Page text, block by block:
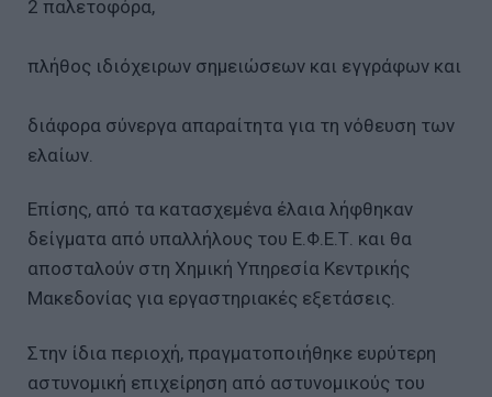
2 παλετοφόρα,
πλήθος ιδιόχειρων σημειώσεων και εγγράφων και
διάφορα σύνεργα απαραίτητα για τη νόθευση των
ελαίων.
Επίσης, από τα κατασχεμένα έλαια λήφθηκαν
δείγματα από υπαλλήλους του Ε.Φ.Ε.Τ. και θα
αποσταλούν στη Χημική Υπηρεσία Κεντρικής
Μακεδονίας για εργαστηριακές εξετάσεις.
Στην ίδια περιοχή, πραγματοποιήθηκε ευρύτερη
αστυνομική επιχείρηση από αστυνομικούς του